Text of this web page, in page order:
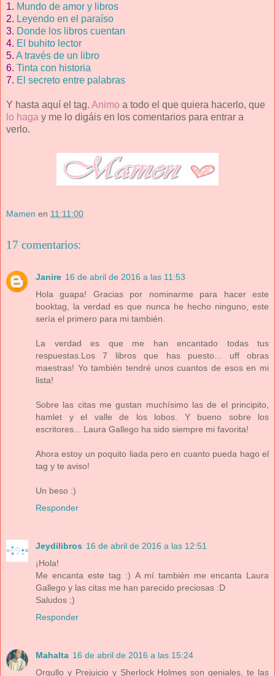
1. Mundo de amor y libros
2. Leyendo en el paraíso
3. Donde los libros cuentan
4. El buhito lector
5. A través de un libro
6. Tinta con historia
7. El secreto entre palabras
Y hasta aquí el tag. Animo a todo el que quiera hacerlo, que
lo haga y me lo digáis en los comentarios para entrar a
verlo.
Mamen en 11:11:00
17 comentarios:
Janire 16 de abril de 2016 a las 11:53
Hola guapa! Gracias por nominarme para hacer este
booktag, la verdad es que nunca he hecho ninguno, este
sería el primero para mi también.
La verdad es que me han encantado todas tus
respuestas.Los 7 libros que has puesto... uff obras
maestras! Yo también tendré unos cuantos de esos en mi
lista!
Sobre las citas me gustan muchísimo las de el principito,
hamlet y el valle de los lobos. Y bueno sobre los
escritores... Laura Gallego ha sido siempre mi favorita!
Ahora estoy un poquito liada pero en cuanto pueda hago el
tag y te aviso!
Un beso :)
Responder
Jeydilibros 16 de abril de 2016 a las 12:51
¡Hola!
Me encanta este tag :) A mí también me encanta Laura
Gallego y las citas me han parecido preciosas :D
Saludos ;)
Responder
Mahalta 16 de abril de 2016 a las 15:24
Orgullo y Prejuicio y Sherlock Holmes son geniales, te las